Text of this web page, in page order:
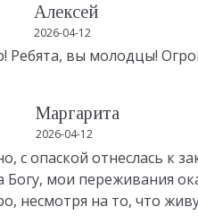
Алексей
2026-04-12
Ребята, вы молодцы!
Маргарита
2026-04-12
с опаской отнеслась к
Богу, мои переживания
несмотря на то, что